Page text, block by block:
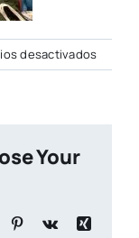
desactivadosen
Open
Your
Pinterest
Vk
Xing